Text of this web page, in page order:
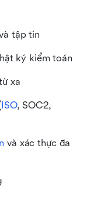
tập tin
ký kiểm toán
xa
ISO, SOC2,
và xác thực đa